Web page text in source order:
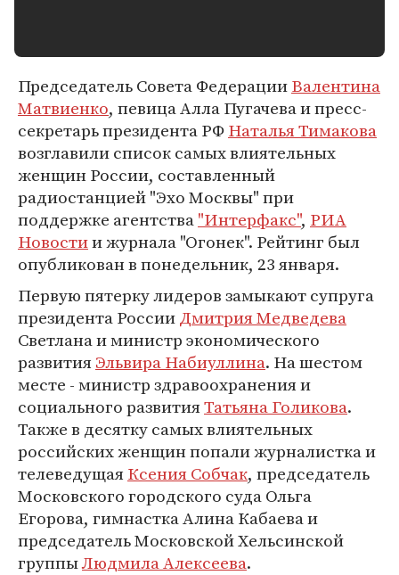
Председатель Совета ФедерацииВалентина
Матвиенко, певица Алла Пугачева и пресс-
секретарь президента РФНаталья Тимакова
возглавили список самых влиятельных
женщин России, составленный
радиостанцией "Эхо Москвы" при
поддержке агентства"Интерфакс", РИА
Новостии журнала "Огонек". Рейтинг был
опубликован в понедельник, 23 января.
Первую пятерку лидеров замыкают супруга
президента РоссииДмитрия Медведева
Светлана и министр экономического
развитияЭльвира Набиуллина. На шестом
месте - министр здравоохранения и
социального развитияТатьяна Голикова.
Также в десятку самых влиятельных
российских женщин попали журналистка и
телеведущаяКсения Собчак, председатель
Московского городского суда Ольга
Егорова, гимнастка Алина Кабаева и
председатель Московской Хельсинской
группыЛюдмила Алексеева.